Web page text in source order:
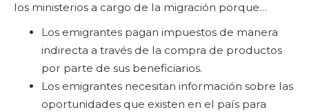
los ministerios a cargo de la migración porque…
Los emigrantes pagan impuestos de manera
indirecta a través de la compra de productos
por parte de sus beneficiarios.
Los emigrantes necesitan información sobre las
oportunidades que existen en el país para